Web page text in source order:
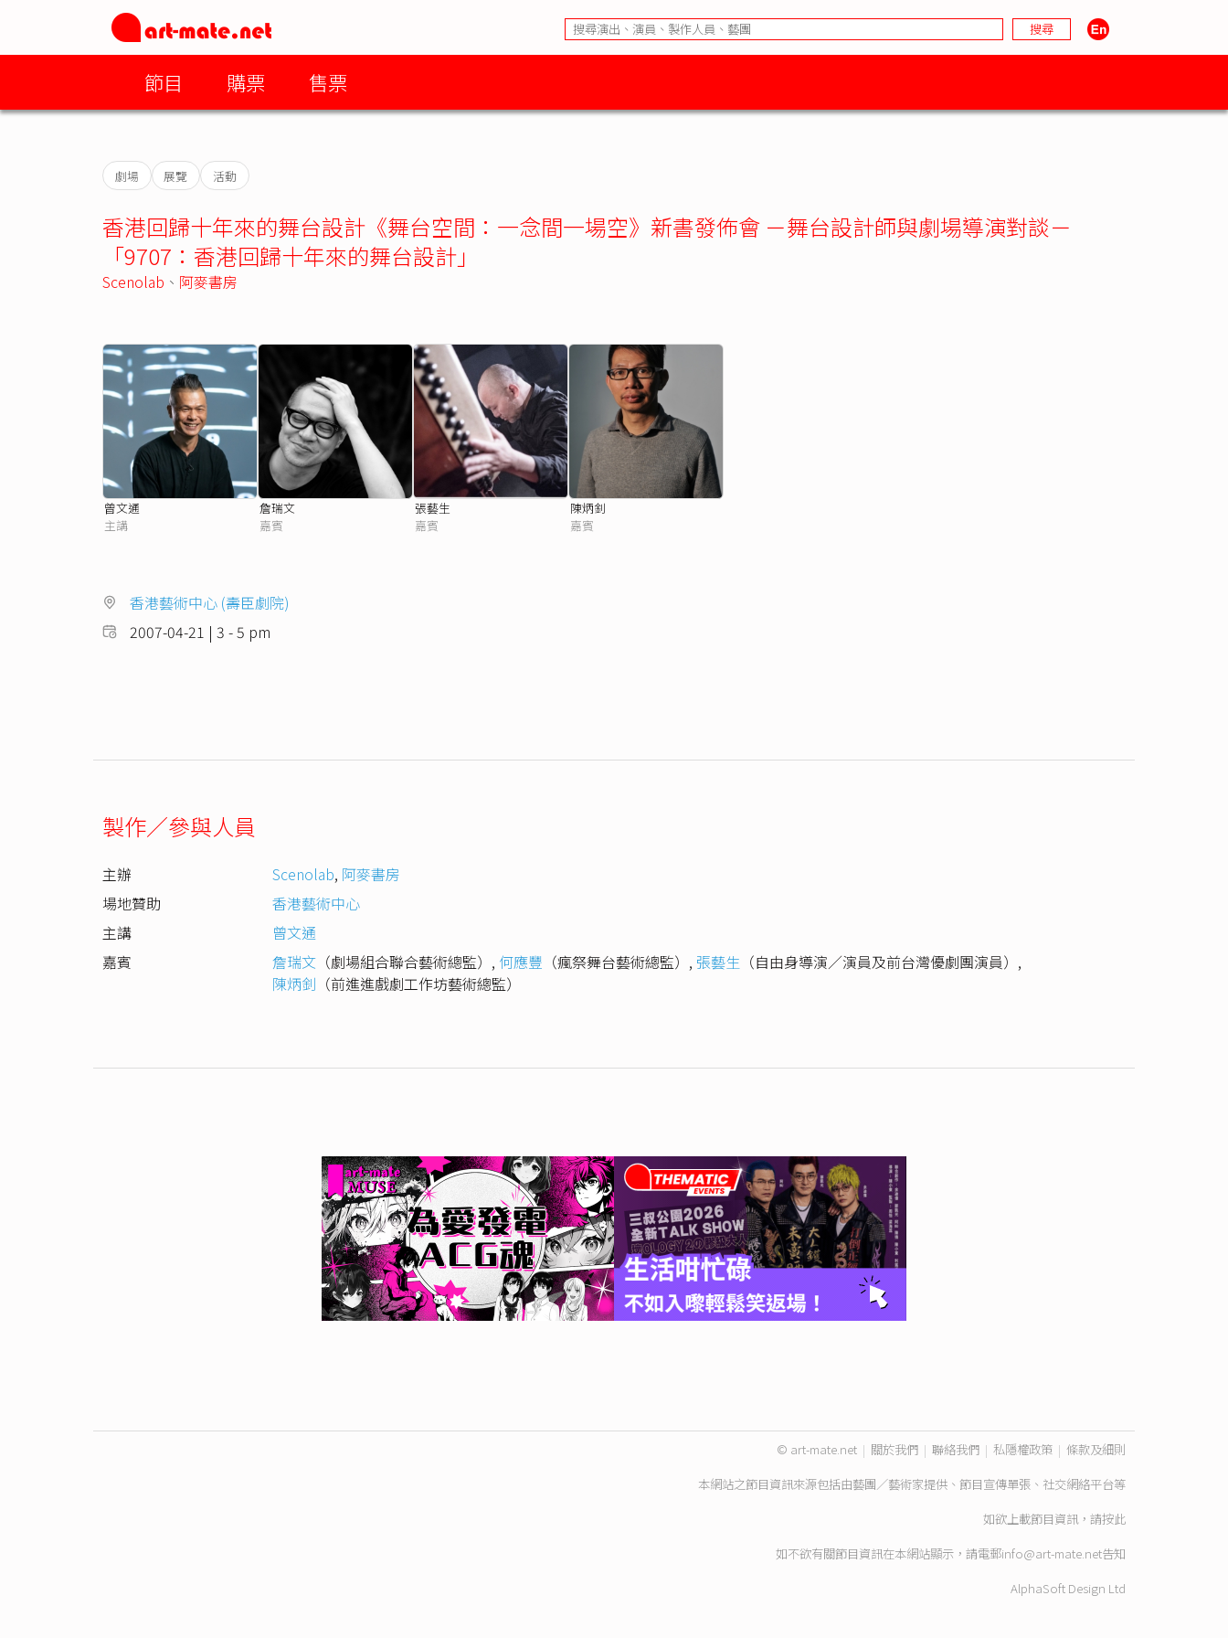
節目 購票 售票
劇場 展覽 活動
香港回歸十年來的舞台設計《舞台空間：一念間一場空》新書發佈會 －舞台設計師與劇場導演對談－
「9707：香港回歸十年來的舞台設計」
Scenolab 、 阿麥書房
曾文通
主講
詹瑞文
嘉賓
張藝生
嘉賓
陳炳釗
嘉賓
香港藝術中心 (壽臣劇院)
2007-04-21 | 3 - 5 pm
製作／參與人員
主辦 Scenolab, 阿麥書房
場地贊助
香港藝術中心
主講
曾文通
嘉賓
詹瑞文 （劇場組合聯合藝術總監） , 何應豐 （瘋祭舞台藝術總監） , 張藝生 （自由身導演／演員及前台灣優劇團演員） ,
陳炳釗 （前進進戲劇工作坊藝術總監）
© art-mate.net | 關於我們 | 聯絡我們 | 私隱權政策 | 條款及細則
本網站之節目資訊來源包括由藝團／藝術家提供、節目宣傳單張、社交網絡平台等
如欲上載節目資訊，請按此
如不欲有關節目資訊在本網站顯示，請電郵info@art-mate.net告知
AlphaSoft Design Ltd